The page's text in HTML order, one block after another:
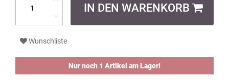
IN DEN WARENKORB
Wunschliste
Nur noch 1 Artikel am Lager!